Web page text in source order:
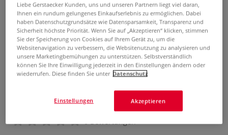
Cléopâtre Leerflaschen für
Flüssigkleber, 12 Stück
0 Bewertungen
Liebe Gerstaecker Kunden, uns und unseren Partnern liegt viel daran,
Ihnen ein rundum gelungenes Einkaufserlebnis zu ermöglichen. Dabei
haben Datenschutzgrundsätze wie Datensparsamkeit, Transparenz und
Sicherheit höchste Priorität. Wenn Sie auf „Akzeptieren“ klicken, stimmen
Sie der Speicherung von Cookies auf Ihrem Gerät zu, um die
Websitenavigation zu verbessern, die Websitenutzung zu analysieren und
unsere Marketingbemühungen zu unterstützen. Selbstverständlich
können Sie Ihre Einwilligung jederzeit in den Einstellungen ändern oder
wiederrufen. Diese finden Sie unter Datenschutz
Akzeptieren
Einstellungen